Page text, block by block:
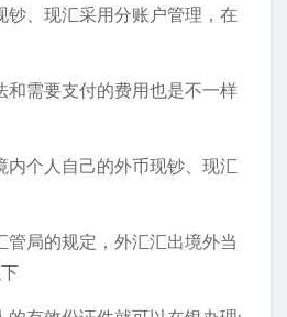
钞、现汇采用分账户管理，在
和需要支付的费用也是不一样
内个人自己的外币现钞、现汇
管局的规定，外汇汇出境外当